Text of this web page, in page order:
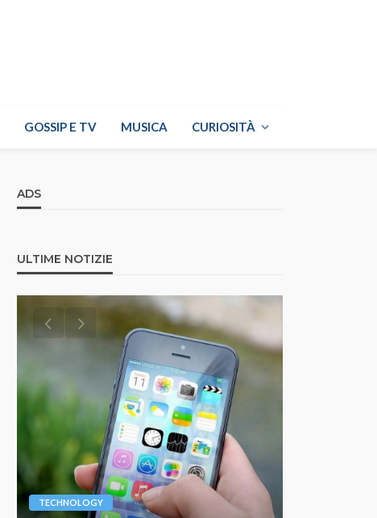
GOSSIP E TV MUSICA CURIOSITÀ
ADS
ULTIME NOTIZIE
TECHNOLOGY